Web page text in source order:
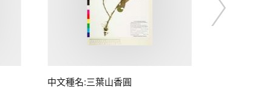
中文種名:三葉山香圓